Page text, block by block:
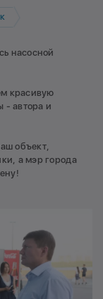
насосной
красивую
- автора и
объект,
а мэр города